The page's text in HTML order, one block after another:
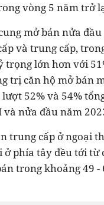
vòng 5 năm trở
mở bán nửa
và trung cấp,
trọng lớn hơn với
trị căn hộ mở bán
52% và 54%
nửa đầu năm
trung cấp ở ngoại
ở phía tây đều tới từ
trong khoảng 49